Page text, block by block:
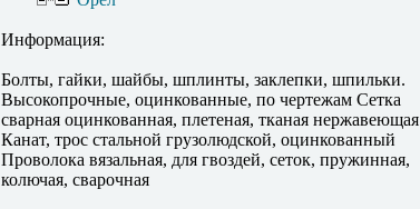
Информация:
Болты, гайки, шайбы, шплинты, заклепки, шпильки.
Высокопрочные, оцинкованные, по чертежам Сетка
сварная оцинкованная, плетеная, тканая нержавеющая
Канат, трос стальной грузолюдской, оцинкованный
Проволока вязальная, для гвоздей, сеток, пружинная,
колючая, сварочная